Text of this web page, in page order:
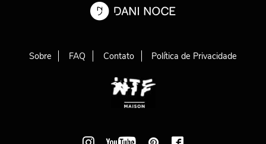
Sobre FAQ Contato Política de Privacidade